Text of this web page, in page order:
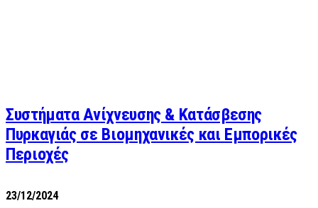
Συστήματα Ανίχνευσης & Κατάσβεσης
Πυρκαγιάς σε Βιομηχανικές και Εμπορικές
Περιοχές
23/12/2024